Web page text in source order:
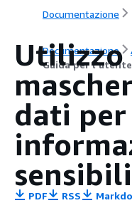
Documentazione
Documentazione
Guida per l’utente
Utilizzo
dati per
sensibili
PDF RSS